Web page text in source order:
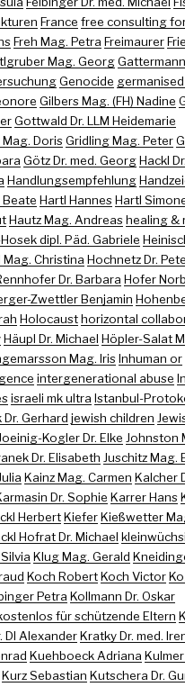
France free consulting
Freh Mag. Petra Freimaurer
Mag. Georg
Genocide
Gilbers Mag. (FH) Nadine
Gottwald Dr. LLM Heidemarie
Doris Gridling Mag. Peter
Götz Dr. med. Georg Hackl
Handlungsempfehlung
Beate Hartl Hannes Hartl
Hautz Mag. Andreas healing &
dipl. Päd. Gabriele
Christina Hochnetz Dr.
Dr. Barbara Hofer
Zwettler Benjamin
Holocaust horizontal
Häupl Dr. Michael Höpler-Salat
Mag. Iris Inhuman or
intergenerational abuse
israeli mk ultra Istanbul-
Dr. Gerhard jewish children
Joeinig-Kogler Dr. Elke Johnston
Dr. Elisabeth Juschitz Mag.
Kainz Mag. Carmen Kalcher
Dr. Sophie Karrer Hans
Herbert Kiefer Kießwetter
Hofrat Dr. Michael
Klug Mag. Gerald
Koch Robert Koch Victor
Petra Kollmann Dr. Oskar
für schützende Eltern
DI Alexander Kratky Dr. med.
Kuehboeck Adriana
Kurz Sebastian Kutschera Dr.